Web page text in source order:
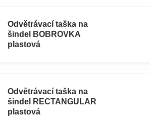
Odvětrávací taška na
šindel BOBROVKA
plastová
Odvětrávací taška na
šindel RECTANGULAR
plastová